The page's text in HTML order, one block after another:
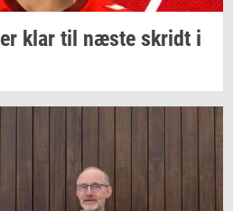
er klar til næste skridt i